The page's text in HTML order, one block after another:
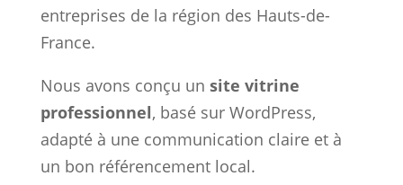
entreprises de la région des Hauts-de-
France.
Nous avons conçu un site vitrine
professionnel, basé sur WordPress,
adapté à une communication claire et à
un bon référencement local.